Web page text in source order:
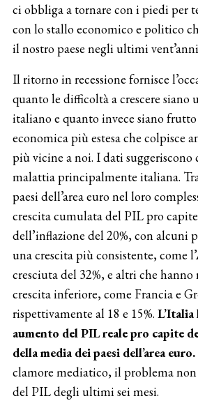
ci obbliga a tornare con i piedi per
con lo stallo economico e politico
il nostro paese negli ultimi
Il ritorno in recessione fornisce
quanto le difficoltà a crescere siano
italiano e quanto invece siano
economica più estesa che colpisce
più vicine a noi. I dati suggeriscono
malattia principalmente italiana.
paesi dell’area euro nel loro
crescita cumulata del PIL pro
dell’inflazione del 20%, con alcuni
una crescita più consistente, come
cresciuta del 32%, e altri che hanno
crescita inferiore, come Francia e
rispettivamente al 18 e 15%.
aumento del PIL reale pro capite
della media dei paesi dell’area euro.
clamore mediatico, il problema
del PIL degli ultimi sei mesi.